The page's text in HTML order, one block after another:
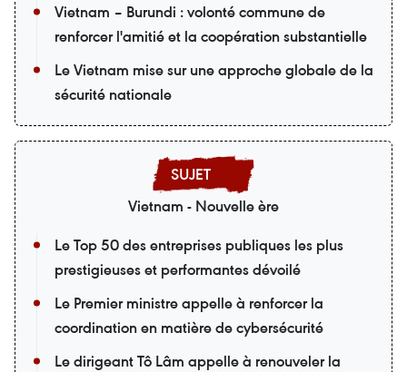
Vietnam – Burundi : volonté commune de
renforcer l'amitié et la coopération substantielle
Le Vietnam mise sur une approche globale de la
sécurité nationale
Vietnam - Nouvelle ère
Le Top 50 des entreprises publiques les plus
prestigieuses et performantes dévoilé
Le Premier ministre appelle à renforcer la
coordination en matière de cybersécurité
Le dirigeant Tô Lâm appelle à renouveler la